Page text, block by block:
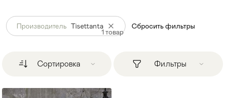
Производитель Tisettanta Сбросить фильтры
1товар
Сортировка Фильтры